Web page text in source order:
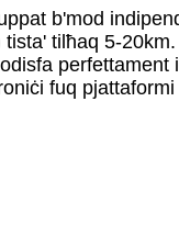
b'mod
tilħaq 5-
perfettament
fuq